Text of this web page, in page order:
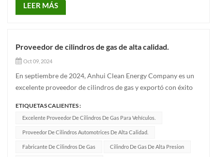
LEER MÁS
Proveedor de cilindros de gas de alta calidad.
Oct 09, 2024
En septiembre de 2024, Anhui Clean Energy Company es un
excelente proveedor de cilindros de gas y exportó con éxito
Energy Co., Ltd. es una empresa de producción y venta de
cilindros de gas natural comprimido para vehículos, cilindros
de g...
ETIQUETAS CALIENTES :
Excelente Proveedor De Cilindros De Gas Para Vehículos.
Proveedor De Cilindros Automotrices De Alta Calidad.
Fabricante De Cilindros De Gas Cilindro De Gas De Alta Presion